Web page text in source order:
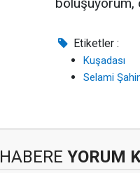
Etiketler :
Kuşadası
Selami
HABERE YORUM